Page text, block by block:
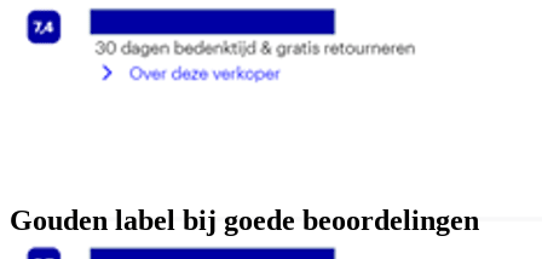
Gouden label bij goede beoordelingen